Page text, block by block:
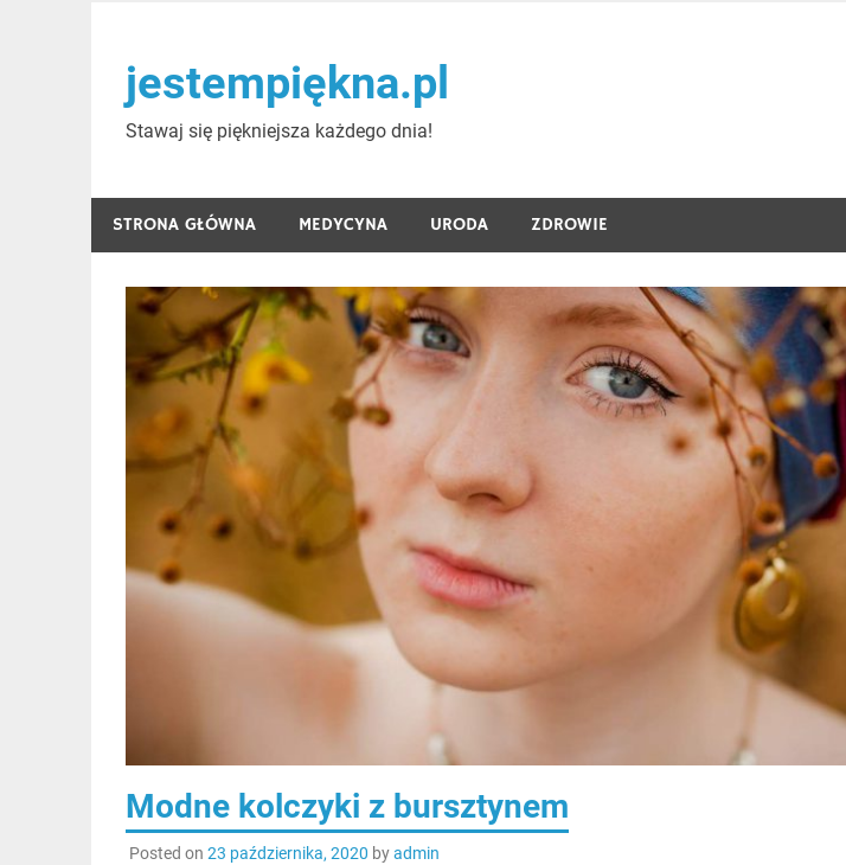
contentjestempiękna.pl
Stawaj się piękniejsza każdego dnia!
STRONA GŁÓWNA MEDYCYNA URODA ZDROWIE
Modne kolczyki z bursztynem
Posted on 23 października, 2020 byadmin